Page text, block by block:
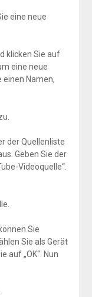
eine neue
klicken Sie auf
eine neue
einen Namen,
der Quellenliste
Geben Sie der
Videoquelle“.
Sie
Sie als Gerät
auf „OK“. Nun